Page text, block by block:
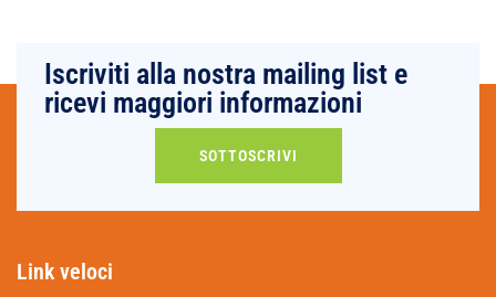
Iscriviti alla nostra mailing list e
ricevi maggiori informazioni
SOTTOSCRIVI
Link veloci